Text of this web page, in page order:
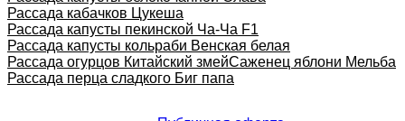
Рассада кабачков Цукеша
Рассада капусты пекинской Ча-Ча F1
Рассада капусты кольраби Венская белая
Рассада огурцов Китайский змейСаженец яблони Мельба
Рассада перца сладкого Биг папа